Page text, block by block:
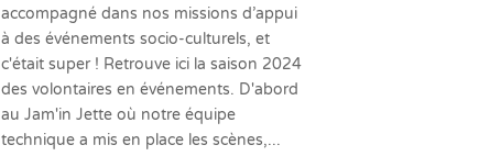
accompagné dans nos missions d’appui
à des événements socio-culturels, et
c'était super ! Retrouve ici la saison 2024
des volontaires en événements. D'abord
au Jam'in Jette où notre équipe
technique a mis en place les scènes,...